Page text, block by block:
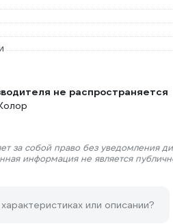
не распространяется
за собой право без уведомления
информация не является
или описании?